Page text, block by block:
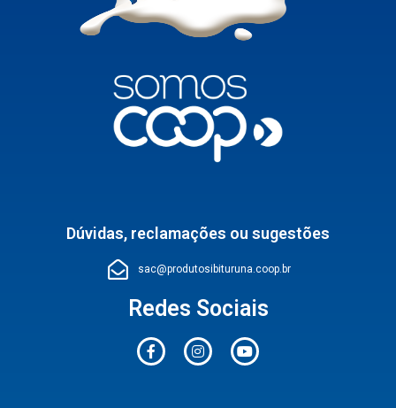
Dúvidas, reclamações ou sugestões
sac@produtosibituruna.coop.br
Redes Sociais